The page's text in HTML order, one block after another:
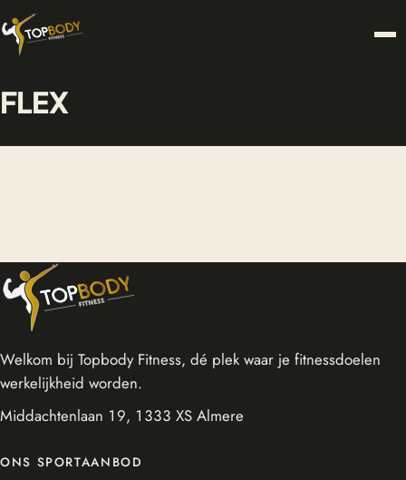
FLEX
Welkom bij Topbody Fitness, dé plek waar je fitnessdoelen
werkelijkheid worden.
Middachtenlaan 19, 1333 XS Almere
ONS SPORTAANBOD